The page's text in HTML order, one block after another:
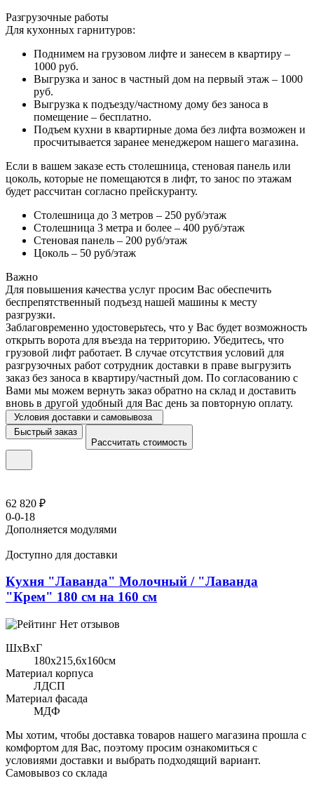
Разгрузочные работы
Для кухонных гарнитуров:
Поднимем на грузовом лифте и занесем в квартиру –
1000 руб.
Выгрузка и занос в частный дом на первый этаж – 1000
руб.
Выгрузка к подъезду/частному дому без заноса в
помещение – бесплатно.
Подъем кухни в квартирные дома без лифта возможен и
просчитывается заранее менеджером нашего магазина.
Если в вашем заказе есть столешница, стеновая панель или
цоколь, которые не помещаются в лифт, то занос по этажам
будет рассчитан согласно прейскуранту.
Столешница до 3 метров – 250 руб/этаж
Столешница 3 метра и более – 400 руб/этаж
Стеновая панель – 200 руб/этаж
Цоколь – 50 руб/этаж
Важно
Для повышения качества услуг просим Вас обеспечить
беспрепятственный подъезд нашей машины к месту
разгрузки.
Заблаговременно удостоверьтесь, что у Вас будет возможность
открыть ворота для въезда на территорию. Убедитесь, что
грузовой лифт работает. В случае отсутствия условий для
разгрузочных работ сотрудник доставки в праве выгрузить
заказ без заноса в квартиру/частный дом. По согласованию с
Вами мы можем вернуть заказ обратно на склад и доставить
вновь в другой удобный для Вас день за повторную оплату.
Условия доставки и самовывоза
Быстрый заказ
Рассчитать стоимость
62 820 ₽
0-0-18
Дополняется модулями
Доступно для доставки
Кухня "Лаванда" Молочный / "Лаванда
"Крем" 180 см на 160 см
Нет отзывов
ШхВхГ
180x215,6х160см
Материал корпуса
ЛДСП
Материал фасада
МДФ
Мы хотим, чтобы доставка товаров нашего магазина прошла с
комфортом для Вас, поэтому просим ознакомиться с
условиями доставки и выбрать подходящий вариант.
Самовывоз со склада